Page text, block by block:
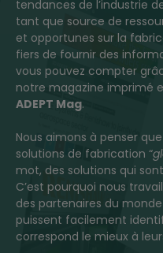
tendances de l’industrie
tant que source de
et opportunes sur la
fiers de fournir des
vous pouvez compter
notre magazine imprimé
ADEPT Mag.
Nous aimons à penser
solutions de fabrication “
mot, des solutions qui
C’est pourquoi nous
des partenaires du
puissent facilement
correspond le mieux à